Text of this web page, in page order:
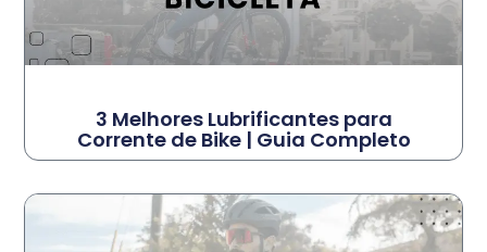
3 Melhores Lubrificantes para
Corrente de Bike | Guia Completo